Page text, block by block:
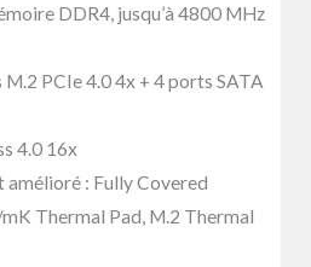
DDR4, jusqu’à 4800 MHz
PCIe 4.0 4x + 4 ports SATA
4.0 16x
amélioré : Fully Covered
Thermal Pad, M.2 Thermal